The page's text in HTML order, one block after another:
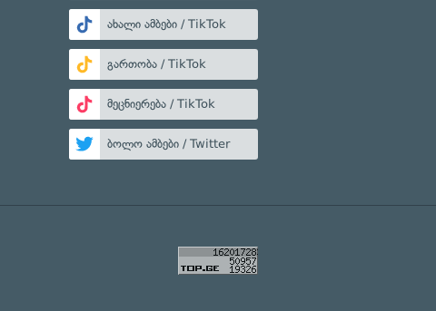
ახალი ამბები / TikTok
გართობა / TikTok
მეცნიერება / TikTok
ბოლო ამბები / Twitter